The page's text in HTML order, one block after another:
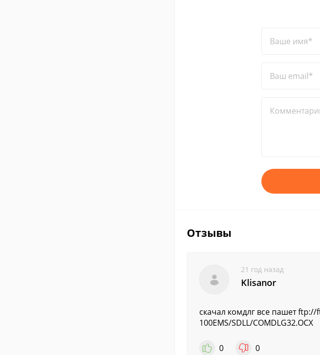
Ваше имя*
Ваш email*
Отзывы
21 год назад
Klisanor
скачал комдлг все пашет
100EMS/SDLL/COMDLG32.OCX
0 0